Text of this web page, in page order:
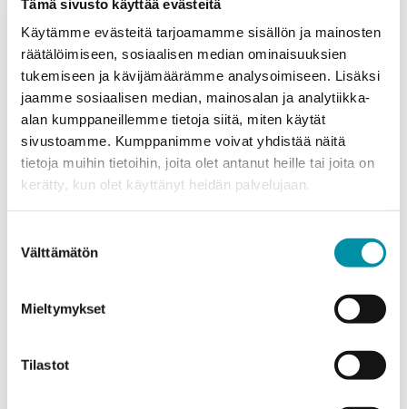
Tämä sivusto käyttää evästeitä
Käytämme evästeitä tarjoamamme sisällön ja mainosten
räätälöimiseen, sosiaalisen median ominaisuuksien
tukemiseen ja kävijämäärämme analysoimiseen. Lisäksi
jaamme sosiaalisen median, mainosalan ja analytiikka-
alan kumppaneillemme tietoja siitä, miten käytät
sivustoamme. Kumppanimme voivat yhdistää näitä
tietoja muihin tietoihin, joita olet antanut heille tai joita on
kerätty, kun olet käyttänyt heidän palvelujaan.
valinta
Välttämätön
Mieltymykset
Tilastot
Greenline
Kauhajokis lantbruksskola
Vuoksi